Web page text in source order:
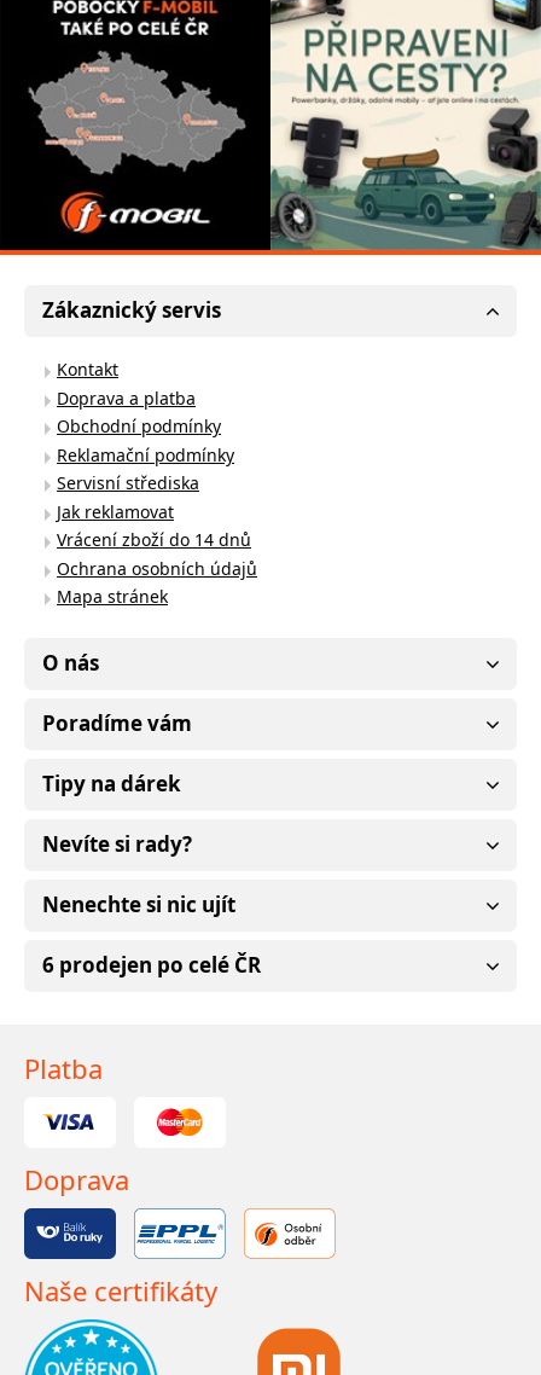
Zákaznický servis
Kontakt
Doprava a platba
Obchodní podmínky
Reklamační podmínky
Servisní střediska
Jak reklamovat
Vrácení zboží do 14 dnů
Ochrana osobních údajů
Mapa stránek
O nás
Poradíme vám
Tipy na dárek
Nevíte si rady?
Nenechte si nic ujít
6 prodejen po celé ČR
Platba
Doprava
Naše certifikáty